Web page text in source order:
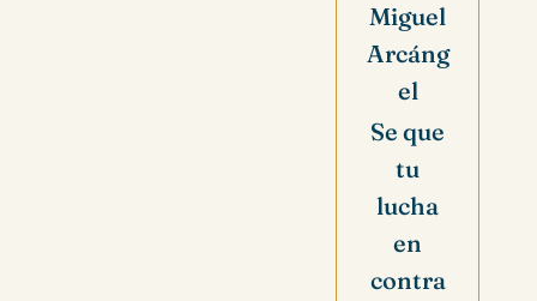
Miguel
Arcáng
el
Se que
tu
lucha
en
contra